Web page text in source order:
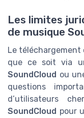
Les limites
de musique
Le téléchargement
que ce soit via
SoundCloud ou
questions
d’utilisateurs
SoundCloud pour